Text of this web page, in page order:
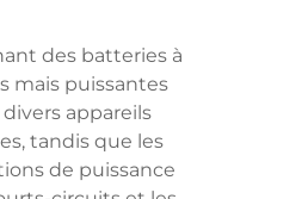
des batteries à
mais puissantes
appareils
tandis que les
de puissance